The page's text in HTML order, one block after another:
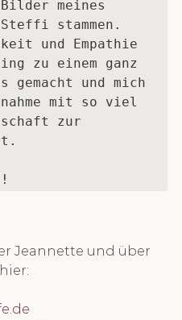
meines
stammen.
und Empathie
zu einem ganz
gemacht und mich
mit so viel
zur
Jeannette und über